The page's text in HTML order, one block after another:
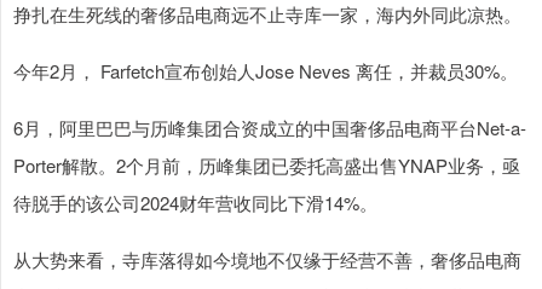
挣扎在生死线的奢侈品电商远不止寺库一家，海内外同此凉热。
今年2月， Farfetch宣布创始人Jose Neves 离任，并裁员30%。
6月，阿里巴巴与历峰集团合资成立的中国奢侈品电商平台Net-a-
Porter解散。2个月前，历峰集团已委托高盛出售YNAP业务，亟
待脱手的该公司2024财年营收同比下滑14%。
从大势来看，寺库落得如今境地不仅缘于经营不善，奢侈品电商